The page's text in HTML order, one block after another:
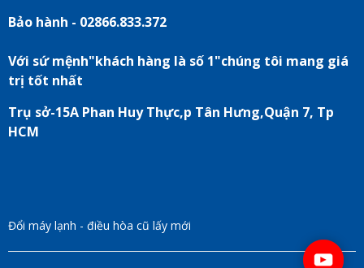
Bảo hành - 02866.833.372
Với sứ mệnh"khách hàng là số 1"chúng tôi mang giá
trị tốt nhất
Trụ sở-15A Phan Huy Thực,p Tân Hưng,Quận 7, Tp
HCM
Đổi máy lạnh - điều hòa cũ lấy mới